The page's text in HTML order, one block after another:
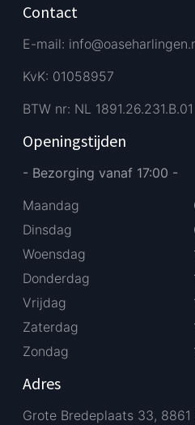
Contact
E-mail:
KvK: 01058957
BTW nr: NL 1891.26.231.B.01
Openingstijden
- Bezorging vanaf 17:00 -
Maandag
Dinsdag
Woensdag
Donderdag
Vrijdag
Zaterdag
Zondag
Adres
Grote Bredeplaats 33, 8861